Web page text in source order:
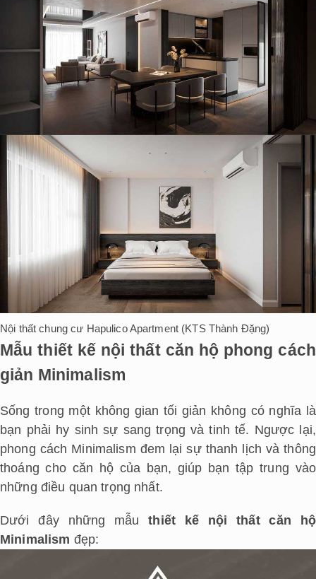
Nội thất chung cư Hapulico Apartment (KTS Thành Đặng)
Mẫu thiết kế nội thất căn hộ phong cách
giản Minimalism
Sống trong một không gian tối giản không có nghĩa là
bạn phải hy sinh sự sang trọng và tinh tế. Ngược lại,
phong cách Minimalism đem lại sự thanh lịch và thông
thoáng cho căn hộ của bạn, giúp bạn tập trung vào
những điều quan trọng nhất.
Dưới đây những mẫuthiết kế nội thất căn hộ
Minimalism đẹp: